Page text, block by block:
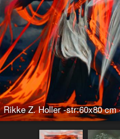
Rikke Z. Holler -str:60x80